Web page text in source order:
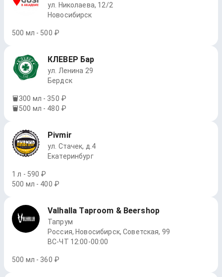
ул. Николаева, 12/2
Новосибирск
500 мл - 500 ₽
КЛЕВЕР Бар
ул. Ленина 29
Бердск
300 мл - 350 ₽
500 мл - 480 ₽
Pivmir
ул. Стачек, д.4
Екатеринбург
1 л - 590 ₽
500 мл - 400 ₽
Valhalla Taproom & Beershop
Тапрум
Россия, Новосибирск, Советская, 99
ВС-ЧТ 12:00-00:00
500 мл - 360 ₽